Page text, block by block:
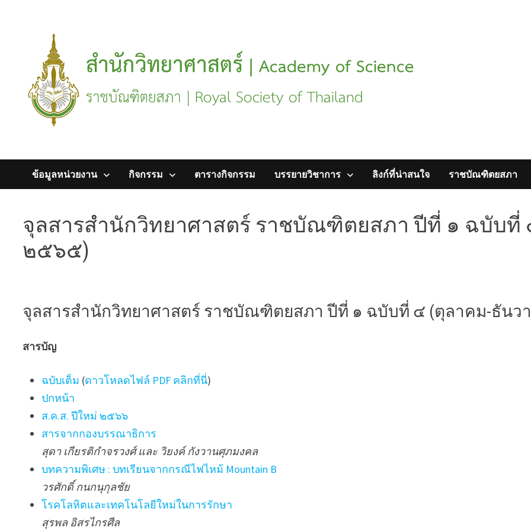
ข้อมูลหน่วยงาน กิจกรรม ตารางกิจกรรม บรรยายวิชาการ ลิงก์ที่น่าสนใจ ราชบัณฑิตยสภา
จุลสารสำนักวิทยาศาสตร์ ราชบัณฑิตยสภา ปีที่ ๑ ฉบับที่
๒๕๖๕)
จุลสารสำนักวิทยาศาสตร์ ราชบัณฑิตยสภา ปีที่ ๑ ฉบับที่ ๔ (ตุลาคม-ธันว
สารบัญ
ฉบับเต็ม (ดาวโหลดไฟล์ PDF คลิกที่นี่)
ปกหน้า
ส.ค.ส. ปีใหม่ ๒๕๖๖
สารจากกองบรรณาธิการ
สุดา เกียรติกำจรวงศ์ และ วิยงค์ กังวานศุภมงคล
บทความพิเศษ : บทเรียนจากกรณีไฟไหม้ Mountain B
วรศักดิ์ กนกนุกุลชัย
โรคโลหิตและเทคโนโลยีใหม่ในการรักษา
สุรพล อิสรไกรศีล